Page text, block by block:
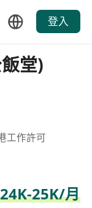
登入
堂)
工作許可
25K/月